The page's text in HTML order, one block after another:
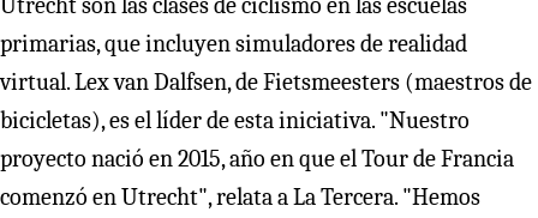
Utrecht son las clases de ciclismo en las escuelas
primarias, que incluyen simuladores de realidad
virtual. Lex van Dalfsen, de Fietsmeesters (maestros de
bicicletas), es el líder de esta iniciativa. "Nuestro
proyecto nació en 2015, año en que el Tour de Francia
comenzó en Utrecht", relata a La Tercera. "Hemos